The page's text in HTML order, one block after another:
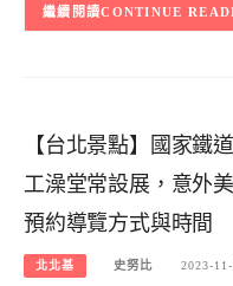
CONTINUE
【台北景點】國家鐵
工澡堂常設展，意外
預約導覽方式與時間
北北基 史努比 2023-